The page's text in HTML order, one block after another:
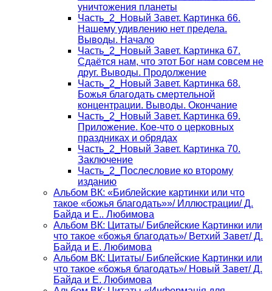
уничтожения планеты
Часть_2_Новый Завет. Картинка 66.
Нашему удивлению нет предела.
Выводы. Начало
Часть_2_Новый Завет. Картинка 67.
Сдаётся нам, что этот Бог нам совсем не
друг. Выводы. Продолжение
Часть_2_Новый Завет. Картинка 68.
Божья благодать смертельной
концентрации. Выводы. Окончание
Часть_2_Новый Завет. Картинка 69.
Приложение. Кое-что о церковных
праздниках и обрядах
Часть_2_Новый Завет. Картинка 70.
Заключение
Часть_2_Послесловие ко второму
изданию
Альбом ВК: «Библейские картинки или что
такое «божья благодать»»/ Иллюстрации/ Д.
Байда и Е.. Любимова
Альбом ВК: Цитаты/ Библейские Картинки или
что такое «божья благодать»/ Ветхий Завет/ Д.
Байда и Е. Любимова
Альбом ВК: Цитаты/ Библейские Картинки или
что такое «божья благодать»/ Новый Завет/ Д.
Байда и Е. Любимова